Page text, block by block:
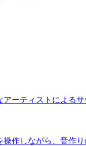
ーティストによる
作しながら、音作り